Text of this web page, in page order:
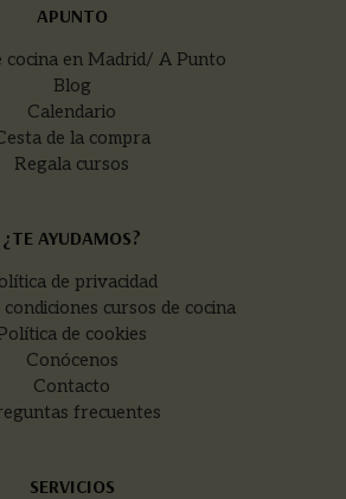
APUNTO
cocina en Madrid/ A Punto
Blog
Calendario
de la compra
Regala cursos
¿TE AYUDAMOS?
de privacidad
cursos de cocina
de cookies
Conócenos
Contacto
frecuentes
SERVICIOS